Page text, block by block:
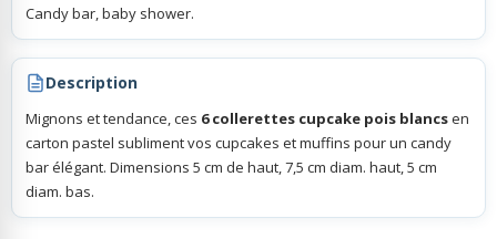
Candy bar, baby shower.
Description
Mignons et tendance, ces 6 collerettes cupcake pois blancsen
carton pastel subliment vos cupcakes et muffins pour un candy
bar élégant. Dimensions 5 cm de haut, 7,5 cm diam. haut, 5 cm
diam. bas.